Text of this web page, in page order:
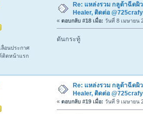
ลื่อนประกาศ
ติดหน้าแรก
Re: แหล่งรวม กลูต้าฉีดผิ
Healer, ติดต่อ @725crafy
« ตอบกลับ #18 เมื่อ: วันที่ 8 เมษายน
ดันกระทู้
Re: แหล่งรวม กลูต้าฉีดผิ
Healer, ติดต่อ @725crafy
« ตอบกลับ #19 เมื่อ: วันที่ 9 เมษายน